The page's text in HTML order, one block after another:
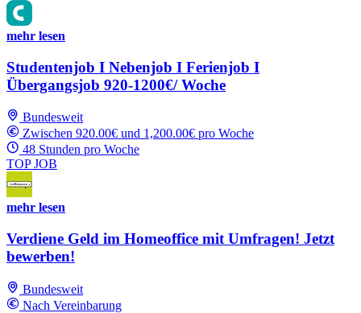
mehr lesen
Studentenjob I Nebenjob I Ferienjob I
Übergangsjob 920-1200€/ Woche
Bundesweit
Zwischen 920.00€ und 1,200.00€ pro Woche
48 Stunden pro Woche
TOP JOB
mehr lesen
Verdiene Geld im Homeoffice mit Umfragen! Jetzt
bewerben!
Bundesweit
Nach Vereinbarung